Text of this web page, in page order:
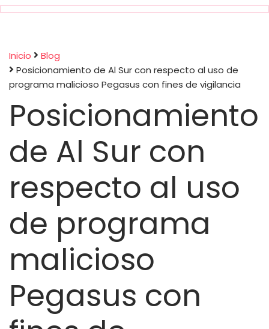
Sobrescribir
enlaces
de
ayuda
a
la
navegación
Inicio
Blog
Posicionamiento de Al Sur con respecto al uso de
programa malicioso Pegasus con fines de vigilancia
Posicionamiento
de Al Sur con
respecto al uso
de programa
malicioso
Pegasus con